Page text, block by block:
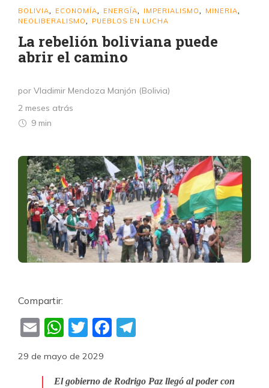
BOLIVIA ECONOMÍA ENERGÍA IMPERIALISMO MINERIA
NEOLIBERALISMO PUEBLOS EN LUCHA
La rebelión boliviana puede
abrir el camino
por Vladimir Mendoza Manjón (Bolivia)
2 meses atrás
9 min
Compartir:
EmailWhatsApp
TwitterFacebook
29 de mayo de 2029
El gobierno de Rodrigo Paz llegó al poder con